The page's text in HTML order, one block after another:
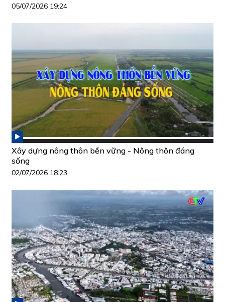
05/07/2026 19:24
Xây dựng nông thôn bền vững - Nông thôn đáng
sống
02/07/2026 18:23